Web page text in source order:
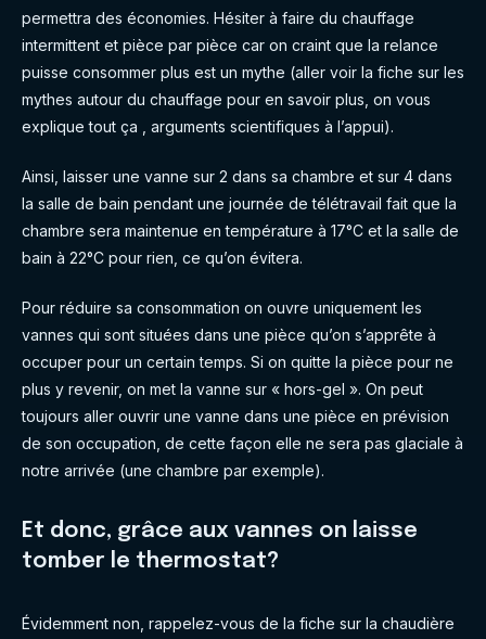
permettra des économies. Hésiter à faire du chauffage
intermittent et pièce par pièce car on craint que la relance
puisse consommer plus est un mythe (aller voir la fiche sur les
mythes autour du chauffage pour en savoir plus, on vous
explique tout ça , arguments scientifiques à l’appui).
Ainsi, laisser une vanne sur 2 dans sa chambre et sur 4 dans
la salle de bain pendant une journée de télétravail fait que la
chambre sera maintenue en température à 17°C et la salle de
bain à 22°C pour rien, ce qu’on évitera.
Pour réduire sa consommation on ouvre uniquement les
vannes qui sont situées dans une pièce qu’on s’apprête à
occuper pour un certain temps. Si on quitte la pièce pour ne
plus y revenir, on met la vanne sur « hors-gel ». On peut
toujours aller ouvrir une vanne dans une pièce en prévision
de son occupation, de cette façon elle ne sera pas glaciale à
notre arrivée (une chambre par exemple).
Et donc, grâce aux vannes on laisse
tomber le thermostat?
Évidemment non, rappelez-vous de la fiche sur la chaudière